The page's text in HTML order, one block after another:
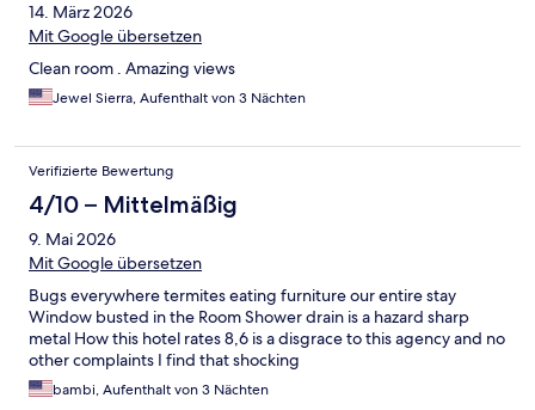
14. März 2026
Mit Google übersetzen
Clean room . Amazing views
Jewel Sierra, Aufenthalt von 3 Nächten
Verifizierte Bewertung
4/10 – Mittelmäßig
9. Mai 2026
Mit Google übersetzen
Bugs everywhere termites eating furniture our entire stay
Window busted in the Room Shower drain is a hazard sharp
metal How this hotel rates 8,6 is a disgrace to this agency and no
other complaints I find that shocking
bambi, Aufenthalt von 3 Nächten